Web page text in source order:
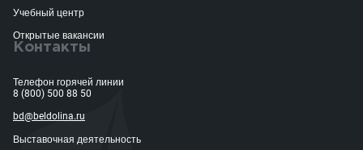
Учебный центр
Открытые вакансии
Контакты
Телефон горячей линии
8 (800) 500 88 50
bd@beldolina.ru
Выставочная деятельность